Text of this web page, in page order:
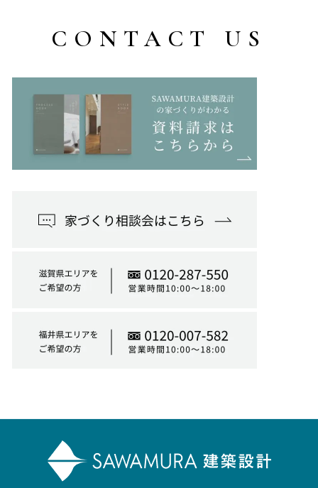
CONTACT US